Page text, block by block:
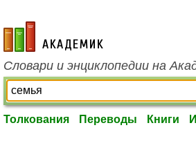
academic.ru
Словари и энциклопедии на
Толкования Переводы Книги